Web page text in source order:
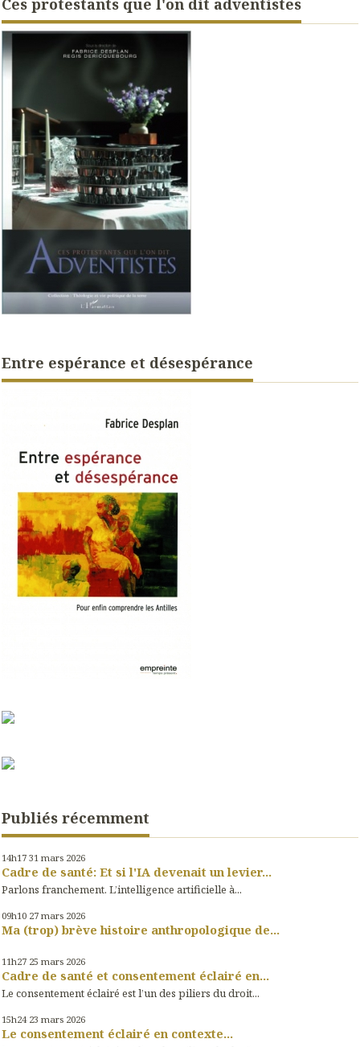
Entre espérance et désespérance
Publiés récemment
14h17 31 mars 2026
Cadre de santé: Et si l'IA devenait un levier...
Parlons franchement. L’intelligence artificielle à...
09h10 27 mars 2026
Ma (trop) brève histoire anthropologique de...
11h27 25 mars 2026
Cadre de santé et consentement éclairé en...
Le consentement éclairé est l’un des piliers du droit...
15h24 23 mars 2026
Le consentement éclairé en contexte...